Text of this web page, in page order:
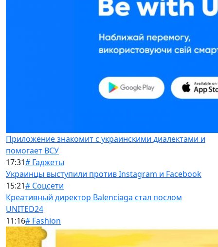
Приложение знакомит с украинскими диалектами и
помогает ВСУ
17:31# Гаджеты
Украинцы выступили против Instagram и Facebook
15:21# Соцсети
Креативный директор Balenciaga стал послом
UNITED24
11:16# Fashion